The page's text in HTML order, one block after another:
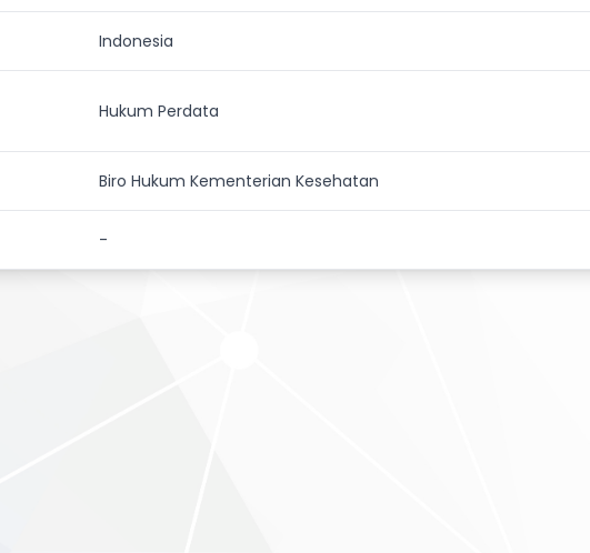
Indonesia
Hukum Perdata
Biro Hukum Kementerian Kesehatan
-